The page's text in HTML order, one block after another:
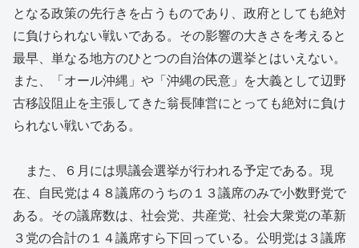
となる政策の先行きを占うものであり、政府としても絶対
に負けられない戦いである。その影響の大きさを考えると
最早、単なる地方のひとつの自治体の選挙とはいえない。
また、「オール沖縄」や「沖縄の民意」を大義として辺野
古移設阻止を主張してきた翁長陣営にとっても絶対に負け
られない戦いである。
また、６月には県議会選挙が行われる予定である。現
在、自民党は４８議席のうちの１３議席のみで小数野党で
ある。その議席数は、社会党、共産党、社会大衆党の革新
３党の合計の１４議席すら下回っている。公明党は３議席